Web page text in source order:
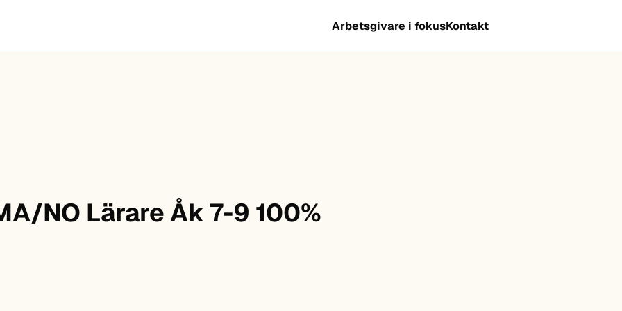
Arbetsgivare i fokusKontakt
NO Lärare Åk 7-9 100%